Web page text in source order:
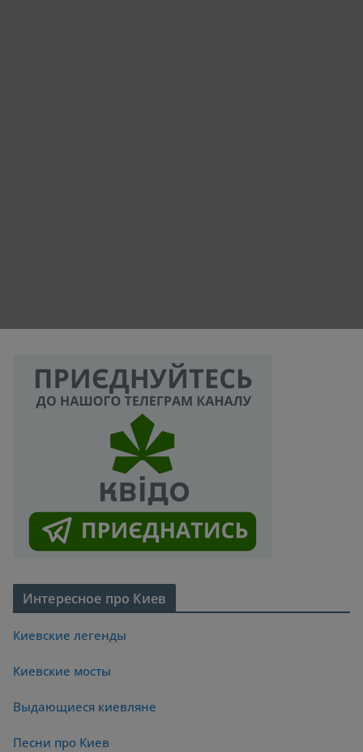
Интересное про Киев
Киевские легенды
Киевские мосты
Выдающиеся киевляне
Песни про Киев